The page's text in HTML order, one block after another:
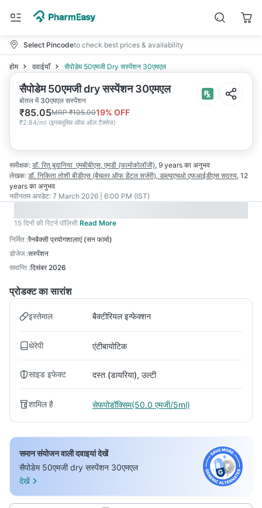
Select Pincodeto check best prices & availability
होम दवाईयाँ सैपोडेम 50एमजी Dry सस्पेंशन 30एमएल
सैपोडेम 50एमजी dry सस्पेंशन 30एमएल
बोतल में 30एमएल सस्पेंशन
₹85.05MRP₹105.0019% OFF
₹2.84/ml (इनक्लूसिव ऑफ़ ऑल टैक्सेज़)
समीक्षक: डॉ. रितु बुदानिया एमबीबीएस, एमडी (फार्माकोलॉजी), 9 years का अनुभव
लेखक: डॉ. निकिता तोशी बीडीएस (बैचलर ऑफ डेंटल सर्जरी), डब्ल्यूएचओ एफआईडीएस सदस्य, 12
years का अनुभव
नवीनतम अपडेट: 7 March 2026 | 6:00 PM (IST)
15 दिनों की रिटर्न पॉलिसी Read More
निर्मित :रैनबैक्सी प्रयोगशालाएं (सन फार्मा)
डोजेज :सस्पेंशन
समाप्ति :दिसंबर 2026
प्रोडक्ट का सारांश
इस्तेमाल बैक्टीरियल इन्फेक्शन
थेरेपी एंटीबायोटिक
साइड इफेक्ट दस्त (डायरिया), उल्टी
शामिल है सेफपोडॉक्सिम(50.0 एमजी/5ml)
समान संयोजन वाली दवाइयां देखें
सैपोडेम 50एमजी dry सस्पेंशन 30एमएल
देखें